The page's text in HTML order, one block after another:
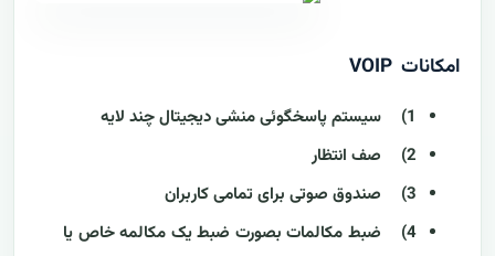
امکانات VOIP
1)
سیستم پاسخگوئی منشی دیجیتال چند لایه
2)
صف انتظار
3)
صندوق صوتی برای تمامی کاربران
4)
ضبط مکالمات بصورت ضبط یک مکالمه خاص یا